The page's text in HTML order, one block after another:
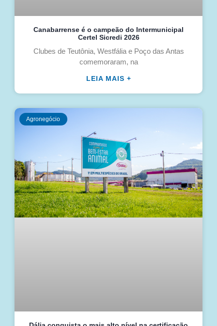
Canabarrense é o campeão do Intermunicipal
Certel Sicredi 2026
Clubes de Teutônia, Westfália e Poço das Antas
comemoraram, na
LEIA MAIS +
Agronegócio